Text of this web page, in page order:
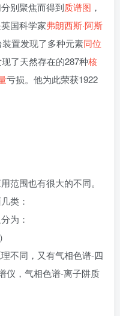
分别聚焦而得到质谱图 ，
国科学家弗朗西斯·阿斯
装置发现了多种元素同位
现了天然存在的287种核
亏损。他为此荣获1922
范围也有很大的不同。
类：
为：
不同，又有气相色谱-四
仪，气相色谱-离子阱质